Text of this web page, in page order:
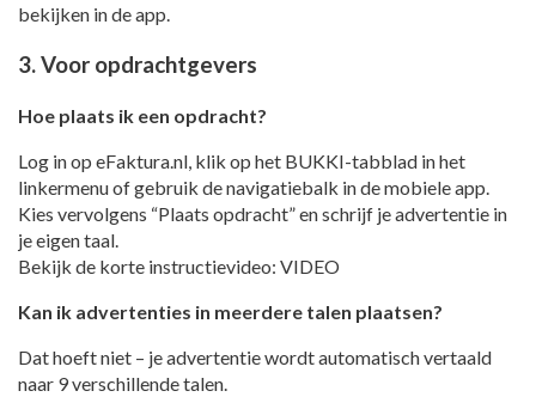
bekijken in de app.
3. Voor opdrachtgevers
Hoe plaats ik een opdracht?
Log in op eFaktura.nl, klik op het BUKKI-tabblad in het
linkermenu of gebruik de navigatiebalk in de mobiele app.
Kies vervolgens “Plaats opdracht” en schrijf je advertentie in
je eigen taal.
Bekijk de korte instructievideo: VIDEO
Kan ik advertenties in meerdere talen plaatsen?
Dat hoeft niet – je advertentie wordt automatisch vertaald
naar 9 verschillende talen.